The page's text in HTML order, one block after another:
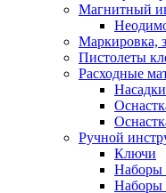
Магнитный
Маркировка,
Пистолеты
Расходные
Ручной
Ключи
Наборы
Наборы